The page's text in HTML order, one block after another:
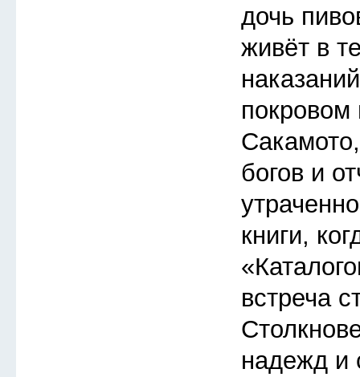
дочь
живёт в
покровом
богов и
книги,
встреча
надежд и